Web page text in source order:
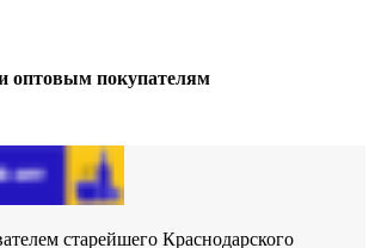
оптовым покупателям
старейшего Краснодарского